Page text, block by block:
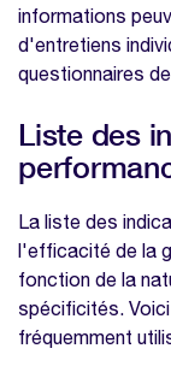
informations
d'entretiens
questionnaires
Liste des
La liste des
l'efficacité de la
fonction de la
spécificités.
fréquemment